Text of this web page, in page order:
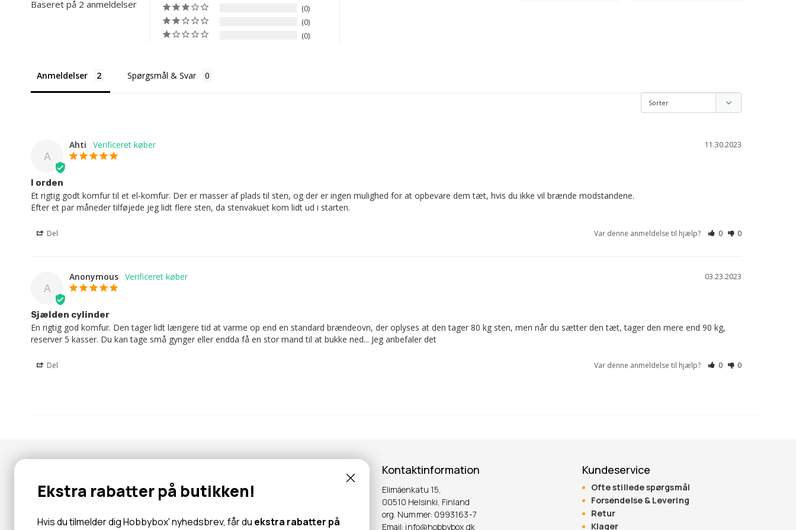
Baseret på 2 anmeldelser
0
0
0
Anmeldelser Spørgsmål & Svar
A
11.30.2023
Ahti
I orden
Et rigtig godt komfur til et el-komfur. Der er masser af plads til sten, og der er ingen mulighed for at opbevare dem tæt, hvis du ikke vil brænde modstandene.
Efter et par måneder tilføjede jeg lidt flere sten, da stenvakuet kom lidt ud i starten.
Del Var denne anmeldelse til hjælp? 0 0
A
03.23.2023
Anonymous
Sjælden cylinder
En rigtig god komfur. Den tager lidt længere tid at varme op end en standard brændeovn, der oplyses at den tager 80 kg sten, men når du sætter den tæt, tager den mere end 90 kg,
reserver 5 kasser. Du kan tage små gynger eller endda få en stor mand til at bukke ned... Jeg anbefaler det
Del Var denne anmeldelse til hjælp? 0 0
Abonner for at modtage tilbud og information om nye produkter!
Kontaktinformation
Elimäenkatu 15,
00510 Helsinki, Finland
org. Nummer: 0993163-7
Email: info@hobbybox.dk
Kundeservice
Ofte stillede spørgsmål
Forsendelse & Levering
Retur
Klager
Ekstra rabatter på butikken!
Hvis du tilmelder dig Hobbybox' nyhedsbrev, får du ekstra rabatter på